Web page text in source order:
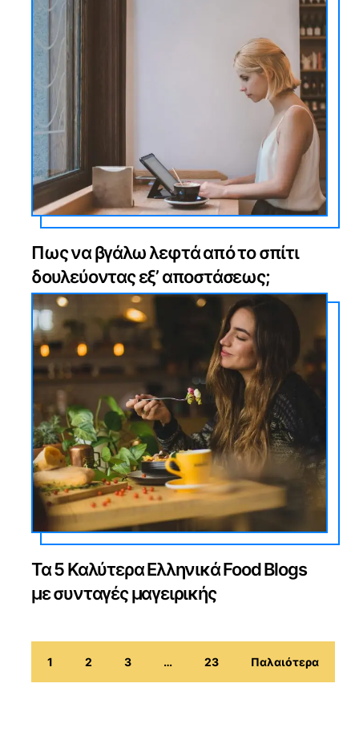
Πως να βγάλω λεφτά από το σπίτι
δουλεύοντας εξ’ αποστάσεως;
Τα 5 Καλύτερα Ελληνικά Food Blogs
με συνταγές μαγειρικής
1 2 3 … 23 Παλαιότερα